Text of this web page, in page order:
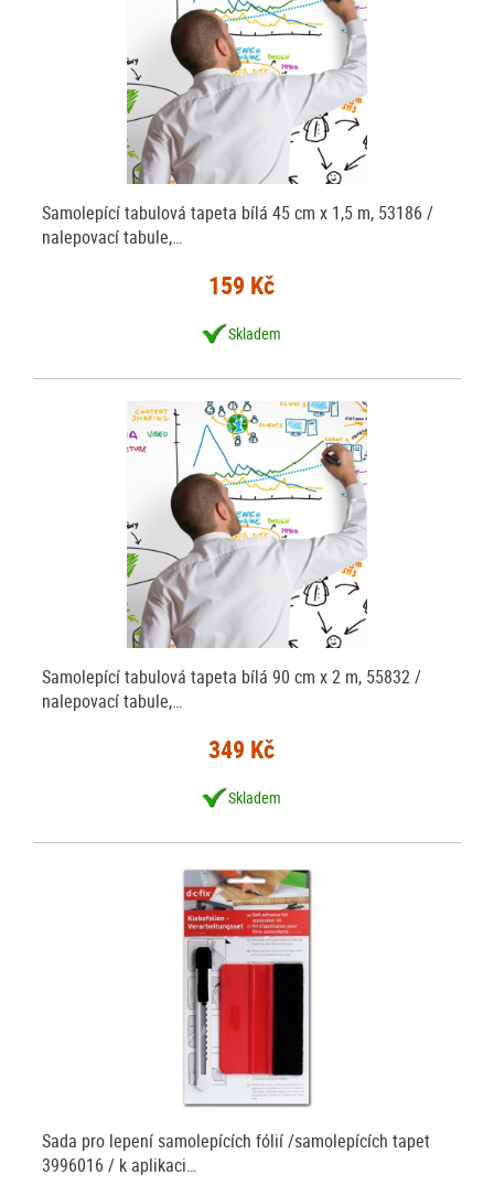
Samolepící tabulová tapeta bílá 45 cm x 1,5 m, 53186 /
nalepovací tabule,…
159 Kč
Skladem
Samolepící tabulová tapeta bílá 90 cm x 2 m, 55832 /
nalepovací tabule,…
349 Kč
Skladem
Sada pro lepení samolepících fólií /samolepících tapet
3996016 / k aplikaci…